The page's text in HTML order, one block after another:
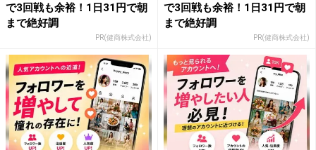
で3回戦も余裕！1日31円で朝
まで絶好調
PR(健商株式会社)
で3回戦も余裕！1日31円で朝
まで絶好調
PR(健商株式会社)